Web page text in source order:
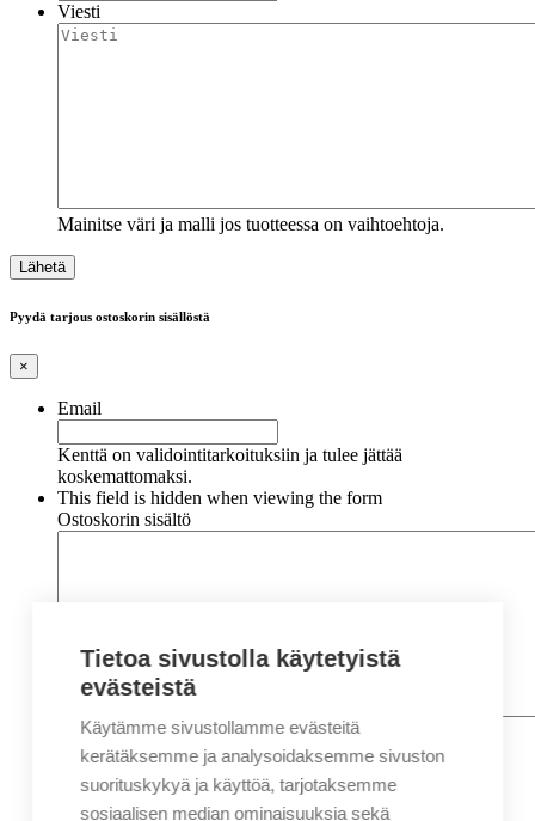
Viesti
Mainitse väri ja malli jos tuotteessa on vaihtoehtoja.
Pyydä tarjous ostoskorin sisällöstä
×
Email
Kenttä on validointitarkoituksiin ja tulee jättää
koskemattomaksi.
This field is hidden when viewing the form
Ostoskorin sisältö
Nimi*
Etunimi
Sukunimi
Tietoa sivustolla käytetyistä
evästeistä
Käytämme sivustollamme evästeitä
kerätäksemme ja analysoidaksemme sivuston
suorituskykyä ja käyttöä, tarjotaksemme
sosiaalisen median ominaisuuksia sekä